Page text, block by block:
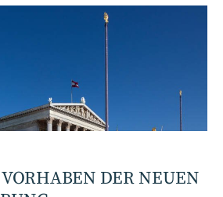
DER NEUEN